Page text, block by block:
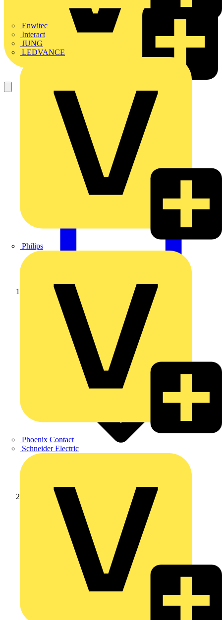
Enwitec
Interact
JUNG
LEDVANCE
Philips
Phoenix Contact
Schneider Electric